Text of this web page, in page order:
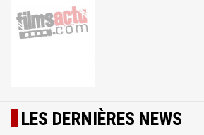
LES DERNIÈRES NEWS